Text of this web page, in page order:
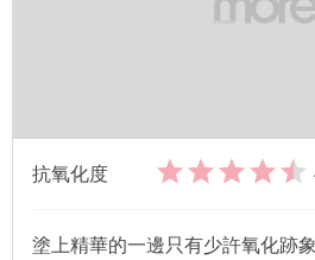
抗氧化度
塗上精華的一邊只有少許氧化跡